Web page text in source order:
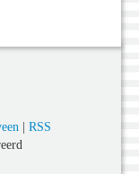
| RSS